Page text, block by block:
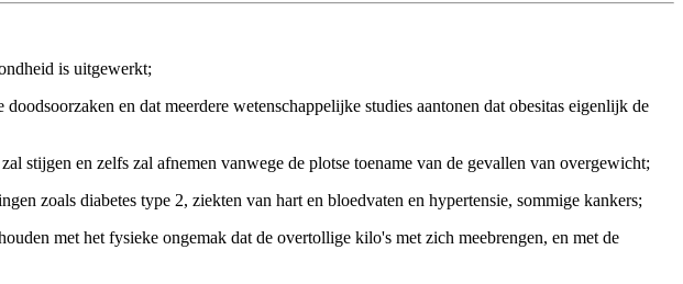
is uitgewerkt;
en dat meerdere wetenschappelijke studies aantonen dat obesitas eigenlijk de
stijgen en zelfs zal afnemen vanwege de plotse toename van de gevallen van overgewicht;
zoals diabetes type 2, ziekten van hart en bloedvaten en hypertensie, sommige kankers;
met het fysieke ongemak dat de overtollige kilo's met zich meebrengen, en met de